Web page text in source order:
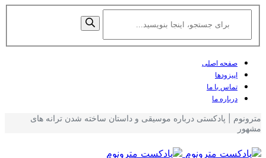
صفحه اصلی
اپیزودها
تماس با ما
درباره ما
مترونوم | پادکستی درباره موسیقی و داستان ساخته شدن ترانه های
مشهور